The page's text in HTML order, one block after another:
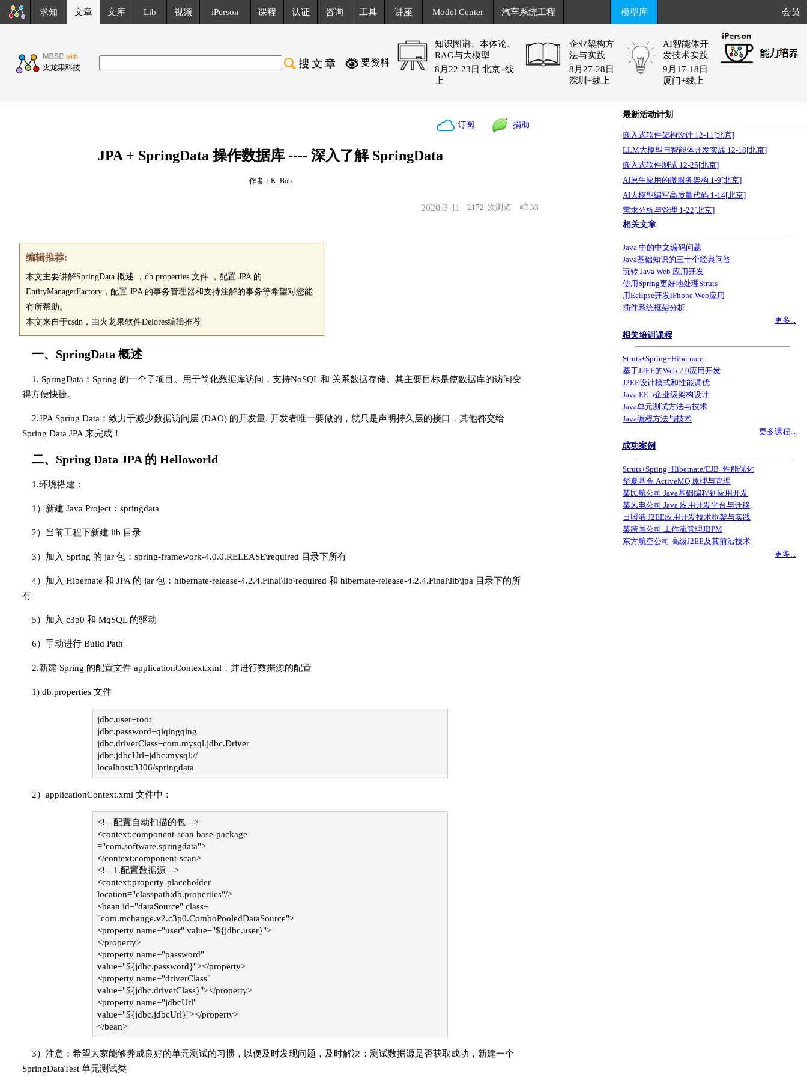
求知 文章 文库 Lib 视频 iPerson 课程 认证 咨询 工具 讲座 Model Center 汽车系统工程 模型库 会员
要资料
知识图谱、本体论、
RAG与大模型
8月22-23日 北京+线
上
企业架构方
法与实践
8月27-28日
深圳+线上
AI智能体开
发技术实践
9月17-18日
厦门+线上
订阅 捐助
JPA + SpringData 操作数据库 ---- 深入了解 SpringData
作者：K. Bob
2172 次浏览 33
2020-3-11
编辑推荐:
本文主要讲解SpringData 概述 ，db.properties 文件 ，配置 JPA 的
EntityManagerFactory，配置 JPA 的事务管理器和支持注解的事务等希望对您能
有所帮助。
本文来自于csdn，由火龙果软件Delores编辑推荐
一、SpringData 概述
1. SpringData：Spring 的一个子项目。用于简化数据库访问，支持NoSQL 和 关系数据存储。其主要目标是使数据库的访问变
得方便快捷。
2.JPA Spring Data：致力于减少数据访问层 (DAO) 的开发量. 开发者唯一要做的，就只是声明持久层的接口，其他都交给
Spring Data JPA 来完成！
二、Spring Data JPA 的 Helloworld
1.环境搭建：
1）新建 Java Project：springdata
2）当前工程下新建 lib 目录
3）加入 Spring 的 jar 包：spring-framework-4.0.0.RELEASE\required 目录下所有
4）加入 Hibernate 和 JPA 的 jar 包：hibernate-release-4.2.4.Final\lib\required 和 hibernate-release-4.2.4.Final\lib\jpa 目录下的所
有
5）加入 c3p0 和 MqSQL 的驱动
6）手动进行 Build Path
2.新建 Spring 的配置文件 applicationContext.xml，并进行数据源的配置
1) db.properties 文件
jdbc.user=root
jdbc.password=qiqingqing
jdbc.driverClass=com.mysql.jdbc.Driver
jdbc.jdbcUrl=jdbc:mysql://
localhost:3306/springdata
2）applicationContext.xml 文件中：
<!-- 配置自动扫描的包 -->
<context:component-scan base-package
="com.software.springdata">
</context:component-scan>
<!-- 1.配置数据源 -->
<context:property-placeholder
location="classpath:db.properties"/>
<bean id="dataSource" class=
"com.mchange.v2.c3p0.ComboPooledDataSource">
<property name="user" value="${jdbc.user}">
</property>
<property name="password"
value="${jdbc.password}"></property>
<property name="driverClass"
value="${jdbc.driverClass}"></property>
<property name="jdbcUrl"
value="${jdbc.jdbcUrl}"></property>
</bean>
3）注意：希望大家能够养成良好的单元测试的习惯，以便及时发现问题，及时解决：测试数据源是否获取成功，新建一个
SpringDataTest 单元测试类
最新活动计划
嵌入式软件架构设计 12-11[北京]
LLM大模型与智能体开发实战 12-18[北京]
嵌入式软件测试 12-25[北京]
AI原生应用的微服务架构 1-9[北京]
AI大模型编写高质量代码 1-14[北京]
需求分析与管理 1-22[北京]
相关文章
Java 中的中文编码问题
Java基础知识的三十个经典问答
玩转 Java Web 应用开发
使用Spring更好地处理Struts
用Eclipse开发iPhone Web应用
插件系统框架分析
更多...
相关培训课程
Struts+Spring+Hibernate
基于J2EE的Web 2.0应用开发
J2EE设计模式和性能调优
Java EE 5企业级架构设计
Java单元测试方法与技术
Java编程方法与技术
更多课程...
成功案例
Struts+Spring+Hibernate/EJB+性能优化
华夏基金 ActiveMQ 原理与管理
某民航公司 Java基础编程到应用开发
某风电公司 Java 应用开发平台与迁移
日照港 J2EE应用开发技术框架与实践
某跨国公司 工作流管理JBPM
东方航空公司 高级J2EE及其前沿技术
更多...